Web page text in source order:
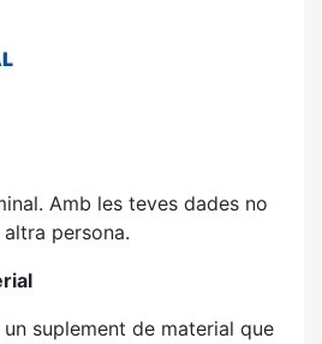
Amb les teves dades no
persona.
suplement de material que